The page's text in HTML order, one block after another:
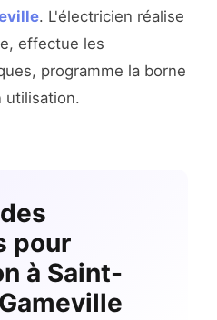
. L'électricien réalise
effectue les
programme la borne
utilisation.
pour
à Saint-